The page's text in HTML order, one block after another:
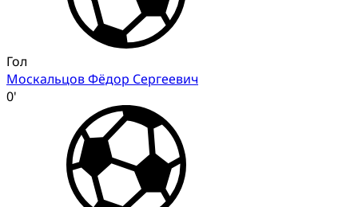
Гол
Москальцов Фёдор Сергеевич
0'